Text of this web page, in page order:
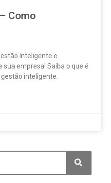
Como
Inteligente e
empresa! Saiba o que é
inteligente.